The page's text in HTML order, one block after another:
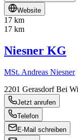
Website
17 km
17 km
Niesner KG
MSt. Andreas Niesner
2201 Gerasdorf Bei
Jetzt anrufen
Telefon
E-Mail schreiben